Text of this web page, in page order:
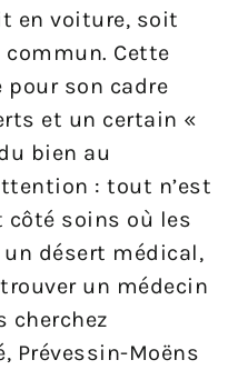
en voiture, soit
Cette
pour son cadre
et un certain «
bien au
: tout n’est
soins où les
désert médical,
un médecin
cherchez
Moëns